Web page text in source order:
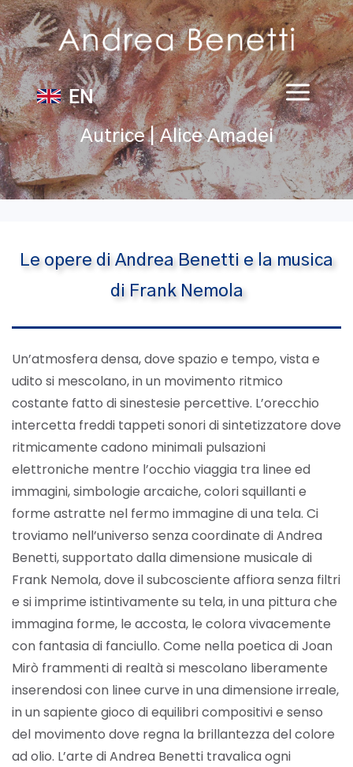
EN
Autrice | Alice Amadei
Le opere di Andrea Benetti e la musica
di Frank Nemola
Un’atmosfera densa, dove spazio e tempo, vista e
udito si mescolano, in un movimento ritmico
costante fatto di sinestesie percettive. L’orecchio
intercetta freddi tappeti sonori di sintetizzatore dove
ritmicamente cadono minimali pulsazioni
elettroniche mentre l’occhio viaggia tra linee ed
immagini, simbologie arcaiche, colori squillanti e
forme astratte nel fermo immagine di una tela. Ci
troviamo nell’universo senza coordinate di Andrea
Benetti, supportato dalla dimensione musicale di
Frank Nemola, dove il subcosciente affiora senza filtri
e si imprime istintivamente su tela, in una pittura che
immagina forme, le accosta, le colora vivacemente
con fantasia di fanciullo. Come nella poetica di Joan
Mirò frammenti di realtà si mescolano liberamente
inserendosi con linee curve in una dimensione irreale,
in un sapiente gioco di equilibri compositivi e senso
del movimento dove regna la brillantezza del colore
ad olio. L’arte di Andrea Benetti travalica ogni